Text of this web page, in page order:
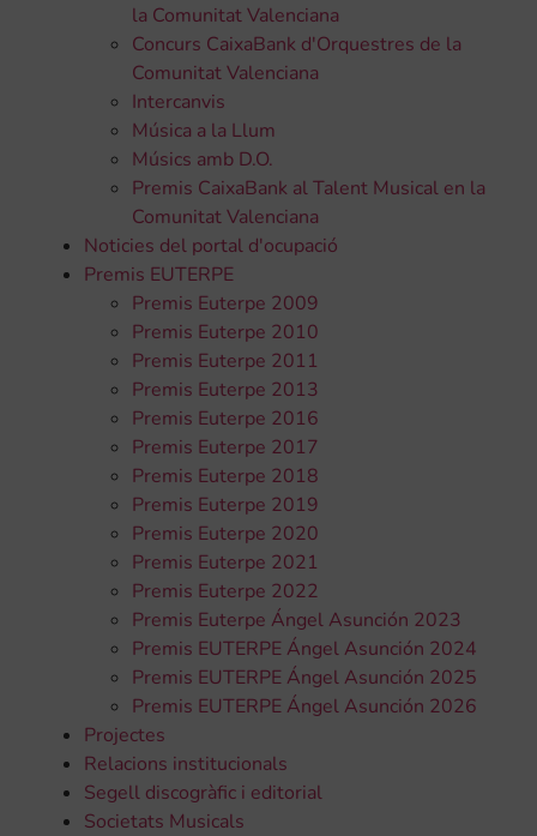
la Comunitat Valenciana
Concurs CaixaBank d'Orquestres de la
Comunitat Valenciana
Intercanvis
Música a la Llum
Músics amb D.O.
Premis CaixaBank al Talent Musical en la
Comunitat Valenciana
Noticies del portal d'ocupació
Premis EUTERPE
Premis Euterpe 2009
Premis Euterpe 2010
Premis Euterpe 2011
Premis Euterpe 2013
Premis Euterpe 2016
Premis Euterpe 2017
Premis Euterpe 2018
Premis Euterpe 2019
Premis Euterpe 2020
Premis Euterpe 2021
Premis Euterpe 2022
Premis Euterpe Ángel Asunción 2023
Premis EUTERPE Ángel Asunción 2024
Premis EUTERPE Ángel Asunción 2025
Premis EUTERPE Ángel Asunción 2026
Projectes
Relacions institucionals
Segell discogràfic i editorial
Societats Musicals